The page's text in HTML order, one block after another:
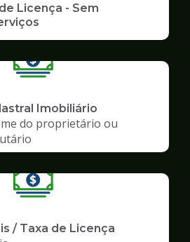
Licença - Sem
Imobiliário
do proprietário ou
/ Taxa de Licença